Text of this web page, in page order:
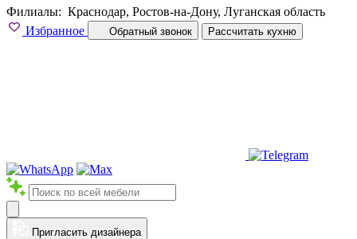
Филиалы: Краснодар, Ростов-на-Дону, Луганская область
Избранное
Обратный звонок Рассчитать кухню
Пригласить дизайнера